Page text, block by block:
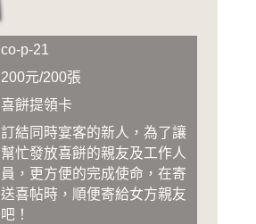
co-p-21
200元/200張
喜餅提領卡
訂結同時宴客的新人，為了讓
幫忙發放喜餅的親友及工作人
員，更方便的完成使命，在寄
送喜帖時，順便寄給女方親友
吧！